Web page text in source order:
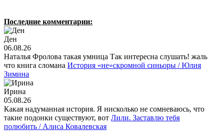
Последние комментарии:
Ден
06.08.26
Наталья Фролова такая умница Так интересна слушать! жаль
что книга сломана История «не»скромной синьоры / Юлия
Зимина
Ирина
05.08.26
Какая надуманная история. Я нисколько не сомневаюсь, что
такие подонки существуют, вот Лили. Заставлю тебя
полюбить / Алиса Ковалевская